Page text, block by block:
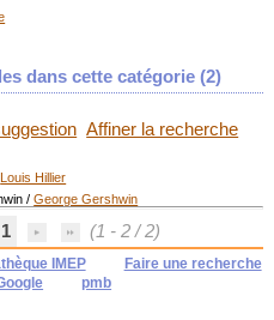
dans cette catégorie (2)
Affiner la recherche
Louis Hillier
/George Gershwin
1 (1 - 2 / 2)
IMEP
Faire une recherche
pmb